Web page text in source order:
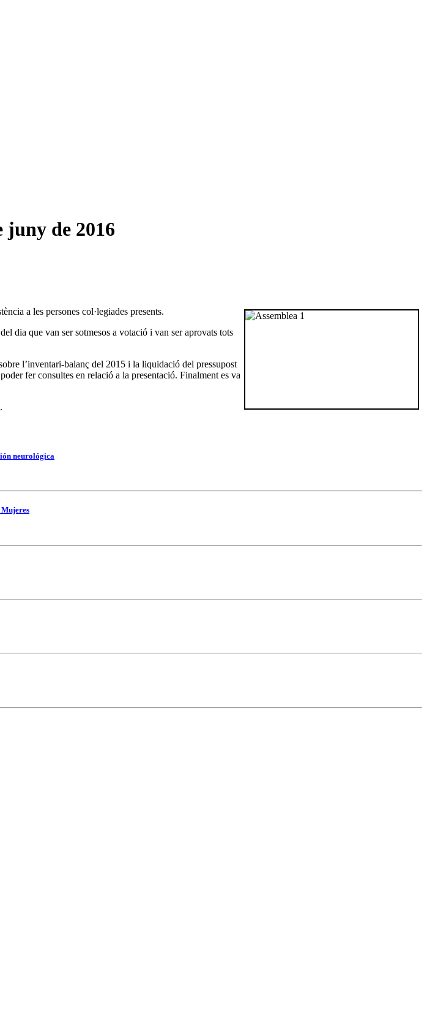
de 2016
a les persones col·legiades presents.
dia que van ser sotmesos a votació i van ser aprovats tots
l’inventari-balanç del 2015 i la liquidació del pressupost
fer consultes en relació a la presentació. Finalment es va
neurológica